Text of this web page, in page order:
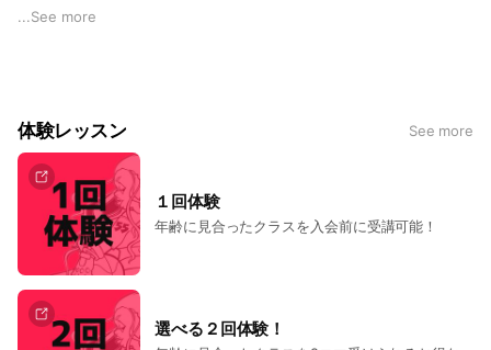
★幼児のリトルクラス ★小学生のキッズクラス ★80分クラス
HIPHOP/GIRLSHIPHOP/JAZZHIPHOP/
KPOP/LOCK/JAZZ/BREAKIN'/
/えいご de JAZZ/選抜
さまざまなジャンルを取り揃えております◎
見学・体験随時ご予約承ります。
...See more
体験レッスン See more
１回体験
年齢に見合ったクラスを入会前に受講可能！
選べる２回体験！